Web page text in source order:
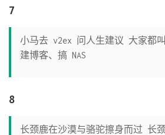
7
小马去 v2ex 问人生建议 大家都叫
建博客、搞 NAS
8
长颈鹿在沙漠与骆驼擦身而过 长